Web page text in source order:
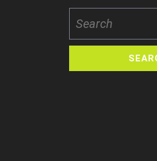
for: